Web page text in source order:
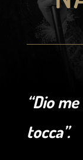
“Dio
tocca”.